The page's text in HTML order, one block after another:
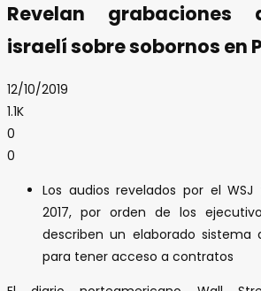
Revelan grabaciones
israelí sobre sobornos en
12/10/2019
1.1K
0
0
Los audios revelados por el
2017, por orden de los
describen un elaborado sistema
para tener acceso a contratos